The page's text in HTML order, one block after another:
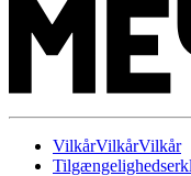
VilkårVilkårVilkår